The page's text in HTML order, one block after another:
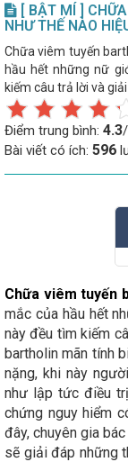
[ BẬT MÍ ]
NHƯ THẾ NÀO
Chữa viêm tuyến
hầu hết những nữ
kiếm câu trả lời và
Điểm trung bình: 4.3
Bài viết có ích: 596
Chữa viêm tuyến
mắc của hầu hết
này đều tìm kiếm
bartholin mãn tính
nặng, khi này
như lập tức điều
chứng nguy hiểm
đây, chuyên gia
sẽ giải đáp những